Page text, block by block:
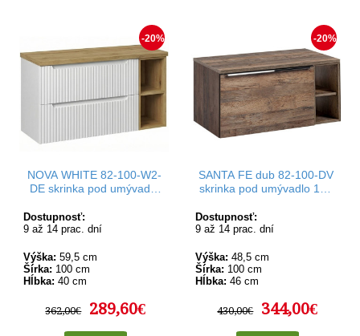
-20%
NOVA WHITE 82-100-W2-
DE skrinka pod umývadlo
Dostupnosť:
9 až 14 prac. dní
Výška: 59,5 cm
Šírka: 100 cm
Hĺbka: 40 cm
362,00€ 289,60€
-20%
SANTA FE dub 82-100-DV
skrinka pod umývadlo 100
Dostupnosť:
9 až 14 prac. dní
Výška: 48,5 cm
Šírka: 100 cm
Hĺbka: 46 cm
430,00€ 344,00€